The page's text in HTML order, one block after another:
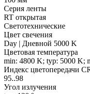
Серия ленты
RT открытая
Светотехнические
Цвет свечения
Day | Дневной 5000 K
Цветовая температура
min: 4800 K; typ: 5000 K;
Индекс цветопередачи
95..98
Угол излучения